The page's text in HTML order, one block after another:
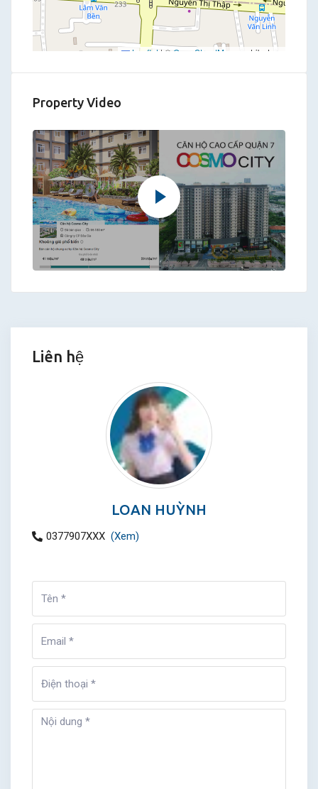
Leaflet | © OpenStreetMap contributors
Property Video
Liên hệ
LOAN HUỲNH
0377907XXX (Xem)